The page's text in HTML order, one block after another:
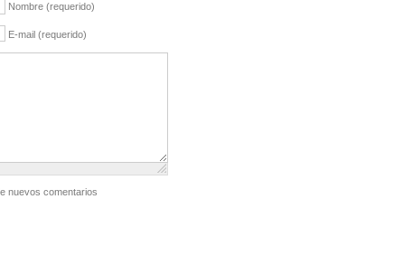
Nombre (requerido)
E-mail (requerido)
nuevos comentarios